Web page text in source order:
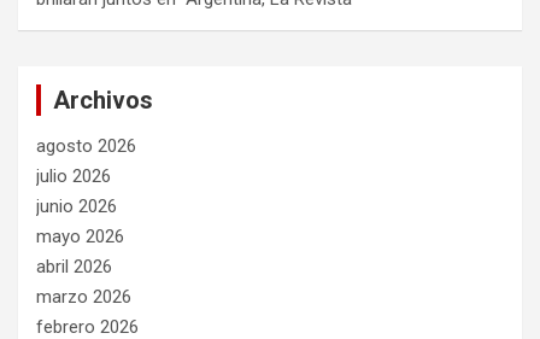
Archivos
agosto 2026
julio 2026
junio 2026
mayo 2026
abril 2026
marzo 2026
febrero 2026